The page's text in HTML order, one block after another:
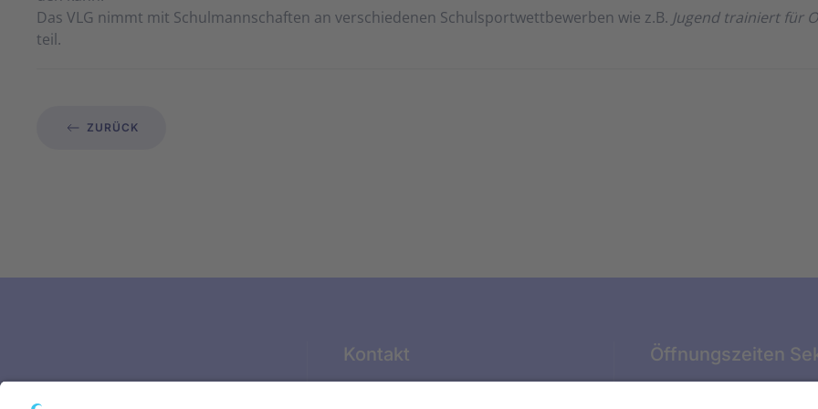
Das VLG nimmt mit Schul­mann­schaf­ten an ver­schie­den­en Schul­sport­wett­be­wer­ben wie z.B. Ju­gend train­iert für
teil.
ZURÜCK
Kontakt Öffnungszeiten